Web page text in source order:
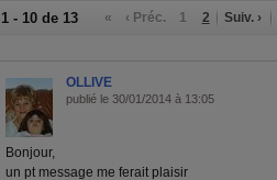
1 - 10 de 13 « ‹ Préc. 1 2 Suiv. ›
OLLIVE
publié le 30/01/2014 à 13:05
Bonjour,
un pt message me ferait plaisir